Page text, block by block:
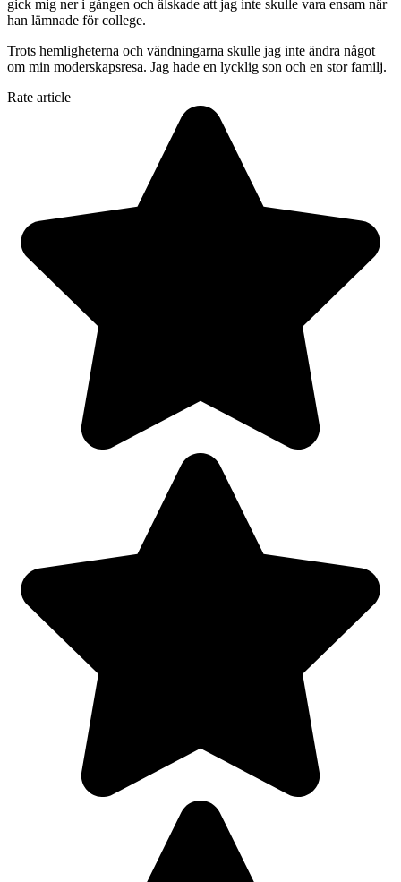
gick mig ner i gången och älskade att jag inte skulle vara ensam när
han lämnade för college.
Trots hemligheterna och vändningarna skulle jag inte ändra något
om min moderskapsresa. Jag hade en lycklig son och en stor familj.
Rate article